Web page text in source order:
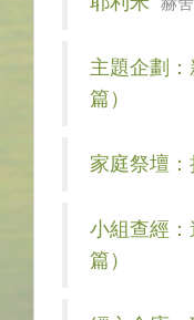
主題企劃
篇）
家庭祭壇
小組查經
篇）